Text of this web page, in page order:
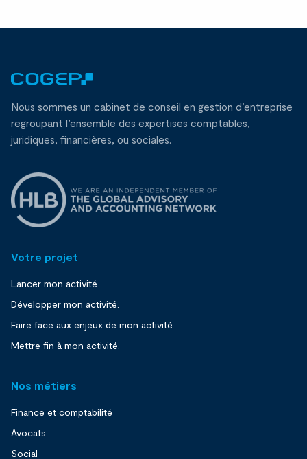
Nous sommes un cabinet de conseil en gestion d’entreprise
regroupant l’ensemble des expertises comptables,
juridiques, financières, ou sociales.
Votre projet
Lancer mon activité.
Développer mon activité.
Faire face aux enjeux de mon activité.
Mettre fin à mon activité.
Nos métiers
Finance et comptabilité
Avocats
Social